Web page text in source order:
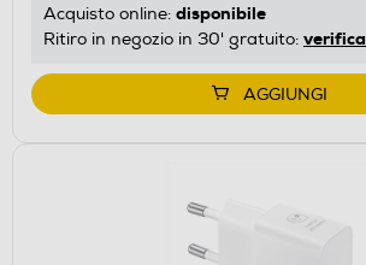
Acquisto online: disponibile
Ritiro in negozio in 30' gratuito: verifica
AGGIUNGI